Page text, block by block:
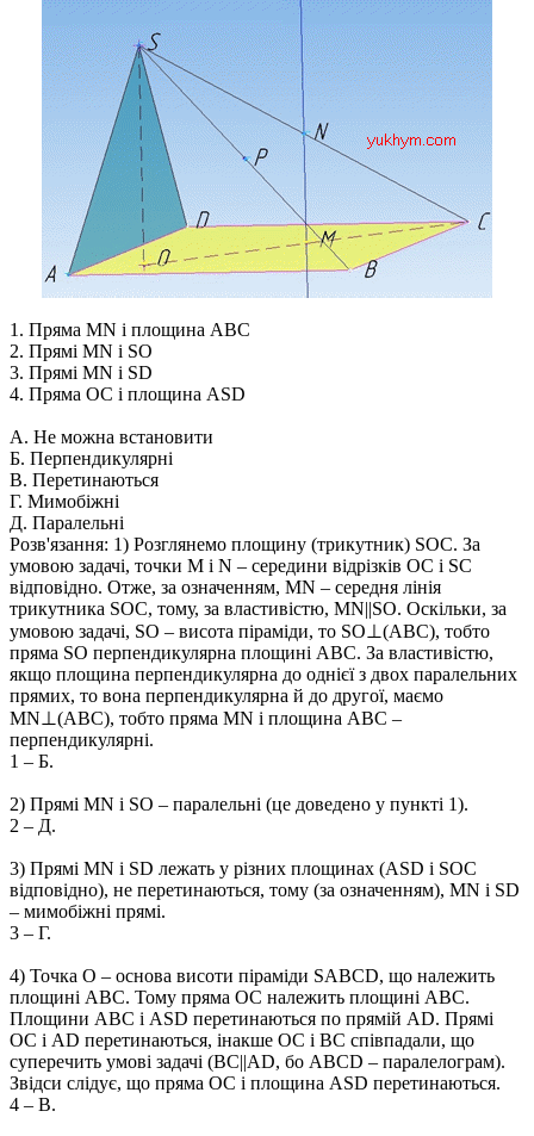
1. Пряма MN і площина ABC
2. Прямі MN і SO
3. Прямі MN і SD
4. Пряма OC і площина ASD
А. Не можна встановити
Б. Перпендикулярні
В. Перетинаються
Г. Мимобіжні
Д. Паралельні
Розв'язання: 1) Розглянемо площину (трикутник) SOC. За
умовою задачі, точки M і N – середини відрізків OC і SC
відповідно. Отже, за означенням, MN – середня лінія
трикутника SOC, тому, за властивістю, MN||SO. Оскільки, за
умовою задачі, SO – висота піраміди, то SO⊥(ABC), тобто
пряма SO перпендикулярна площині ABC. За властивістю,
якщо площина перпендикулярна до однієї з двох паралельних
прямих, то вона перпендикулярна й до другої, маємо
MN⊥(ABC), тобто пряма MN і площина ABC –
перпендикулярні.
1 – Б.
2) Прямі MN і SO – паралельні (це доведено у пункті 1).
2 – Д.
3) Прямі MN і SD лежать у різних площинах (ASD і SOC
відповідно), не перетинаються, тому (за означенням), MN і SD
– мимобіжні прямі.
3 – Г.
4) Точка O – основа висоти піраміди SABCD, що належить
площині ABC. Тому пряма OC належить площині ABC.
Площини ABC і ASD перетинаються по прямій AD. Прямі
OC і AD перетинаються, інакше OC і BC співпадали, що
суперечить умові задачі (BC||AD, бо ABCD – паралелограм).
Звідси слідує, що пряма OC і площина ASD перетинаються.
4 – В.